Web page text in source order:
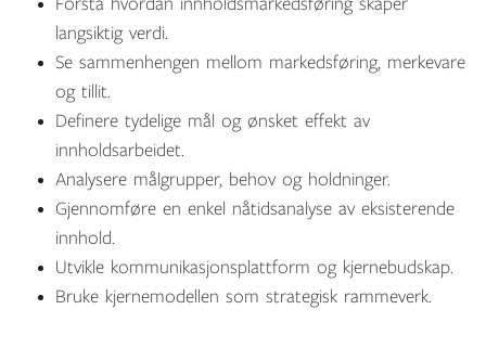
Forstå hvordan innholdsmarkedsføring skaper
langsiktig verdi.
Se sammenhengen mellom markedsføring, merkevare
og tillit.
Definere tydelige mål og ønsket effekt av
innholdsarbeidet.
Analysere målgrupper, behov og holdninger.
Gjennomføre en enkel nåtidsanalyse av eksisterende
innhold.
Utvikle kommunikasjonsplattform og kjernebudskap.
Bruke kjernemodellen som strategisk rammeverk.